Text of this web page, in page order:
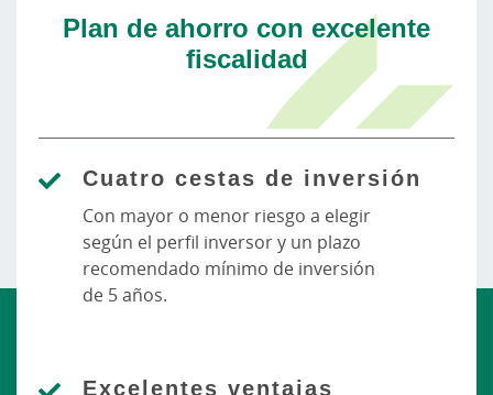
Plan de ahorro con excelente
fiscalidad
Cuatro cestas de inversión
Con mayor o menor riesgo a elegir
según el perfil inversor y un plazo
recomendado mínimo de inversión
de 5 años.
Excelentes ventajas